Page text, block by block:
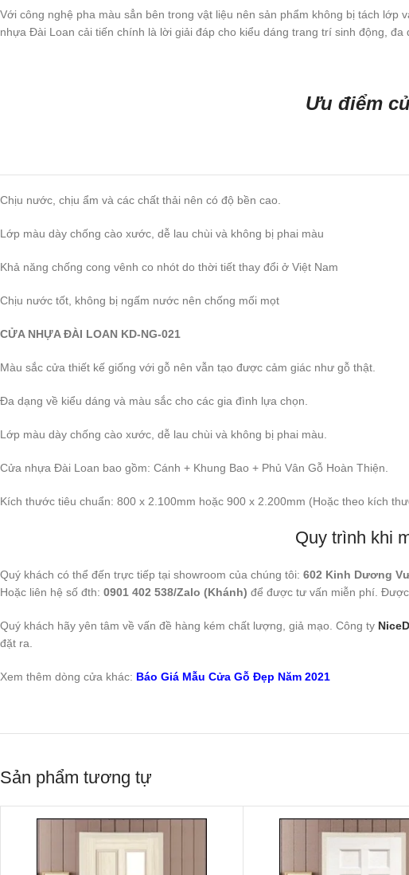
Với công nghệ pha màu sẳn bên trong vật liệu nên sản phẩm không bị tách
nhựa Đài Loan cải tiến chính là lời giải đáp cho kiểu dáng trang trí sinh động,
Ưu điểm
Chịu nước, chịu ẩm và các chất thải nên có độ bền cao.
Lớp màu dày chống cào xước, dễ lau chùi và không bị phai màu
Khả năng chống cong vênh co nhót do thời tiết thay đổi ở Việt Nam
Chịu nước tốt, không bị ngấm nước nên chống mối mọt
CỬA NHỰA ĐÀI LOAN KD-NG-021
Màu sắc cửa thiết kế giống với gỗ nên vẫn tạo được cảm giác như gỗ thật.
Đa dạng về kiểu dáng và màu sắc cho các gia đình lựa chọn.
Lớp màu dày chống cào xước, dễ lau chùi và không bị phai màu.
Cửa nhựa Đài Loan bao gồm: Cánh + Khung Bao + Phủ Vân Gỗ Hoàn Thiện.
Kích thước tiêu chuẩn: 800 x 2.100mm hoặc 900 x 2.200mm (Hoặc theo kích
Quy trình khi
Quý khách có thể đến trực tiếp tại showroom của chúng tôi: 602 Kinh Dương
Hoặc liên hệ số đth: 0901 402 538/Zalo (Khánh) để được tư vấn miễn phí.
Quý khách hãy yên tâm về vấn đề hàng kém chất lượng, giả mạo. Công ty
đặt ra.
Xem thêm dòng cửa khác: Báo Giá Mẫu Cửa Gỗ Đẹp Năm 2021
Sản phẩm tương tự